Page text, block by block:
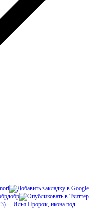
Илья Пророк, икона под